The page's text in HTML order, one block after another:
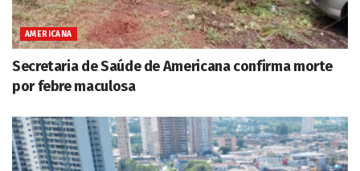
AMERICANA
Secretaria de Saúde de Americana confirma morte
por febre maculosa